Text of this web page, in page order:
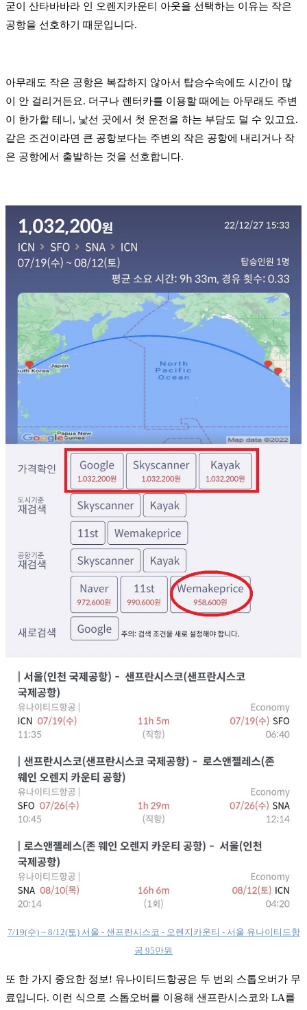
굳이 산타바바라 인 오렌지카운티 아웃을 선택하는 이유는 작은
공항을 선호하기 때문입니다.
아무래도 작은 공항은 복잡하지 않아서 탑승수속에도 시간이 많
이 안 걸리거든요. 더구나 렌터카를 이용할 때에는 아무래도 주변
이 한가할 테니, 낯선 곳에서 첫 운전을 하는 부담도 덜 수 있고요.
같은 조건이라면 큰 공항보다는 주변의 작은 공항에 내리거나 작
은 공항에서 출발하는 것을 선호합니다.
7/19(수) ~ 8/12(토) 서울 - 샌프란시스코 - 오렌지카운티 - 서울 유나이티드항
공 95만원
또 한 가지 중요한 정보! 유나이티드항공은 두 번의 스톱오버가 무
료입니다. 이런 식으로 스톱오버를 이용해 샌프란시스코와 LA를